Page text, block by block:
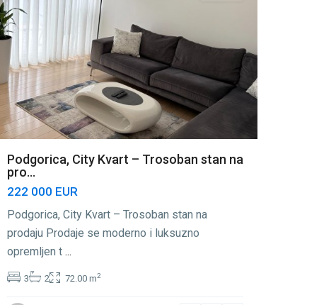
Podgorica, City Kvart – Trosoban stan na
pro...
222 000 EUR
Podgorica, City Kvart – Trosoban stan na
prodaju Prodaje se moderno i luksuzno
opremljen t ...
3 2 72.00 m2